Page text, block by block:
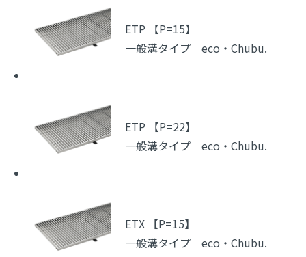
ETP 【P=15】
一般溝タイプ eco・Chubu.
ETP 【P=22】
一般溝タイプ eco・Chubu.
ETX 【P=15】
一般溝タイプ eco・Chubu.